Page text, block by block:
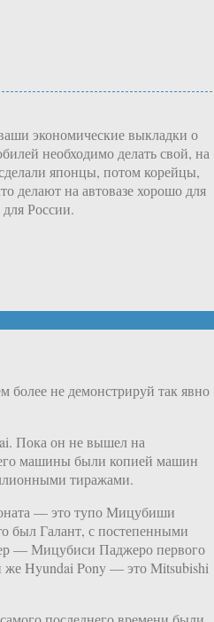
экономические выкладки о
необходимо делать свой, на
японцы, потом корейцы,
делают на автовазе хорошо для
России.
более не демонстрируй так явно
Пока он не вышел на
машины были копией машин
тиражами.
— это тупо Мицубиши
был Галант, с постепенными
— Мицубиси Паджеро первого
же Hyundai Pony — это Mitsubishi